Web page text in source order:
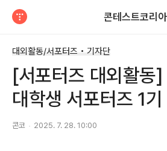
콘테스트코리아
대외활동/서포터즈 • 기자단
[서포터즈 대외활동
대학생 서포터즈 1기
콘코 2025. 7. 28. 10:00